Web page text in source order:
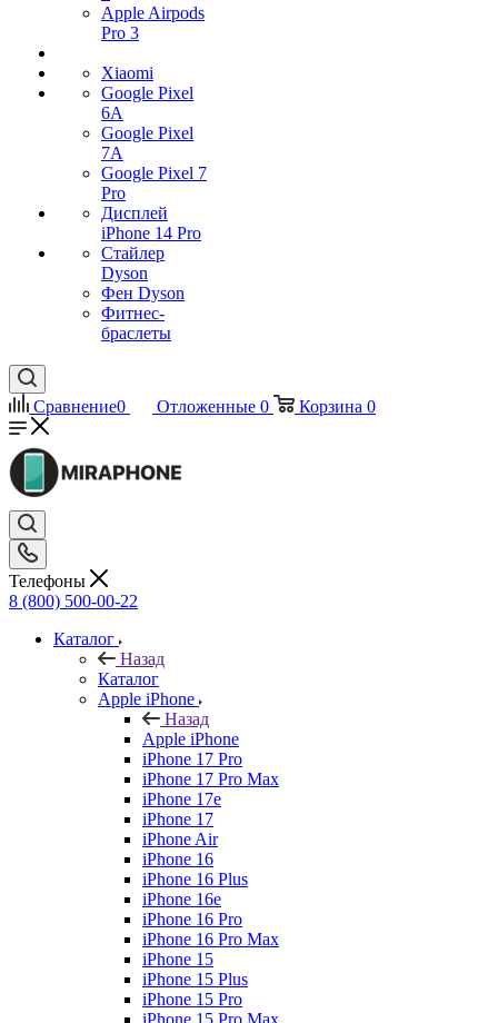
Apple Airpods
Pro 3
Xiaomi
Google Pixel
6A
Google Pixel
7А
Google Pixel 7
Pro
Дисплей
iPhone 14 Pro
Стайлер
Dyson
Фен Dyson
Фитнес-
браслеты
Сравнение0 Отложенные 0 Корзина 0
Телефоны
8 (800) 500-00-22
Каталог
Назад
Каталог
Apple iPhone
Назад
Apple iPhone
iPhone 17 Pro
iPhone 17 Pro Max
iPhone 17e
iPhone 17
iPhone Air
iPhone 16
iPhone 16 Plus
iPhone 16e
iPhone 16 Pro
iPhone 16 Pro Max
iPhone 15
iPhone 15 Plus
iPhone 15 Pro
iPhone 15 Pro Max